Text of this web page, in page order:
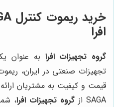
خرید ریموت کنترل SAGA از
افرا
گروه تجهیزات افرا به عنوان
قیمت و کیفیت به مشتریان
SAGA از
گروه تجهیزات افرا،